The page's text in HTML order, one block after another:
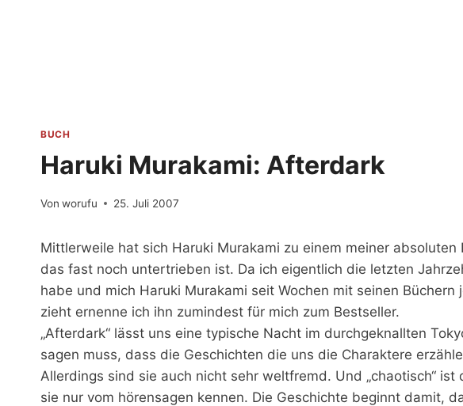
BUCH
Haruki Murakami: Afterdark
Von worufu 25. Juli 2007
Mittlerweile hat sich Haruki Murakami zu einem meiner
das fast noch untertrieben ist. Da ich eigentlich die letzten
habe und mich Haruki Murakami seit Wochen mit seinen
zieht ernenne ich ihn zumindest für mich zum Bestseller.
„Afterdark“ lässt uns eine typische Nacht im durchgeknallten
sagen muss, dass die Geschichten die uns die Charaktere
Allerdings sind sie auch nicht sehr weltfremd. Und „chaotisch“
sie nur vom hörensagen kennen. Die Geschichte beginnt damit,